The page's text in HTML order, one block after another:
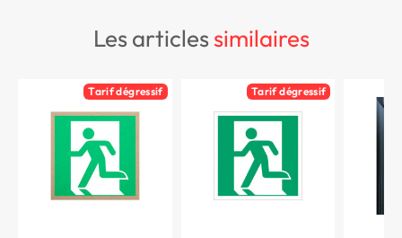
les articlessimilaires
Tarif dégressif Tarif dégressif